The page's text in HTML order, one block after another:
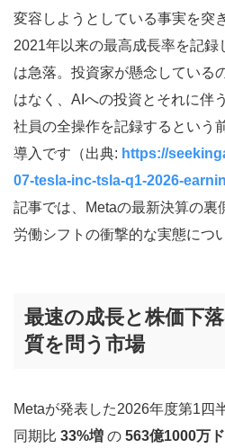
変容しようとしている事実を突
2021年以来の最高成長率を記録
は急落。投資家が懸念している
はなく、AIへの投資とそれに伴
社員の全操作を記録するという
導入です（出典: https://
07-tesla-inc-tsla-q1-2026-
記事では、Metaの最新決算の裏
労働シフトの衝撃的な実態につ
最速の成長と株価下
質を問う市場
Metaが発表した2026年度第1四
同期比 33%増 の 563億1000万